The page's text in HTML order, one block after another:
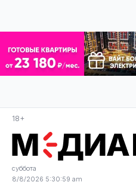
18+
суббота
8/8/2026 5:30:59 am